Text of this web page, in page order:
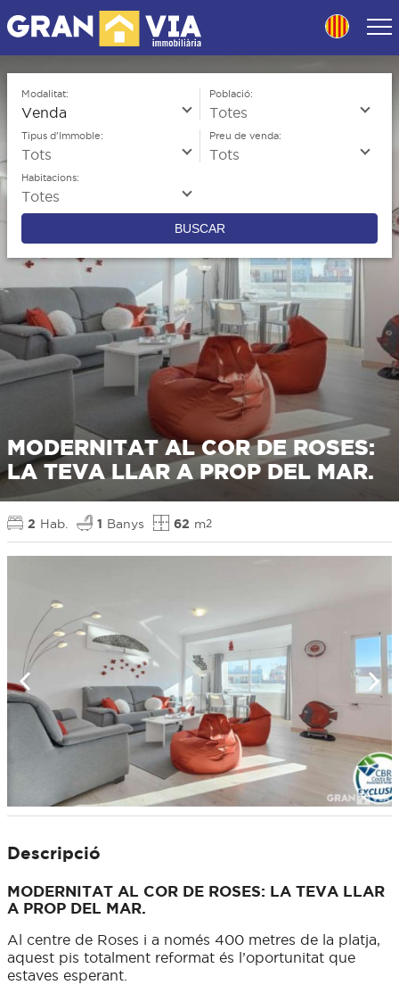
to
content
Modalitat: Població:
Tipus d'Immoble: Preu de venda:
Habitacions:
BUSCAR
MODERNITAT AL COR DE ROSES:
LA TEVA LLAR A PROP DEL MAR.
2 Hab. 1 Banys 62 m2
Descripció
MODERNITAT AL COR DE ROSES: LA TEVA LLAR
A PROP DEL MAR.
Al centre de Roses i a només 400 metres de la platja,
aquest pis totalment reformat és l’oportunitat que
estaves esperant.